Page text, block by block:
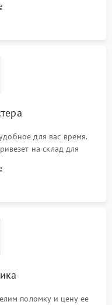
для вас время.
на склад для
поломку и цену ее